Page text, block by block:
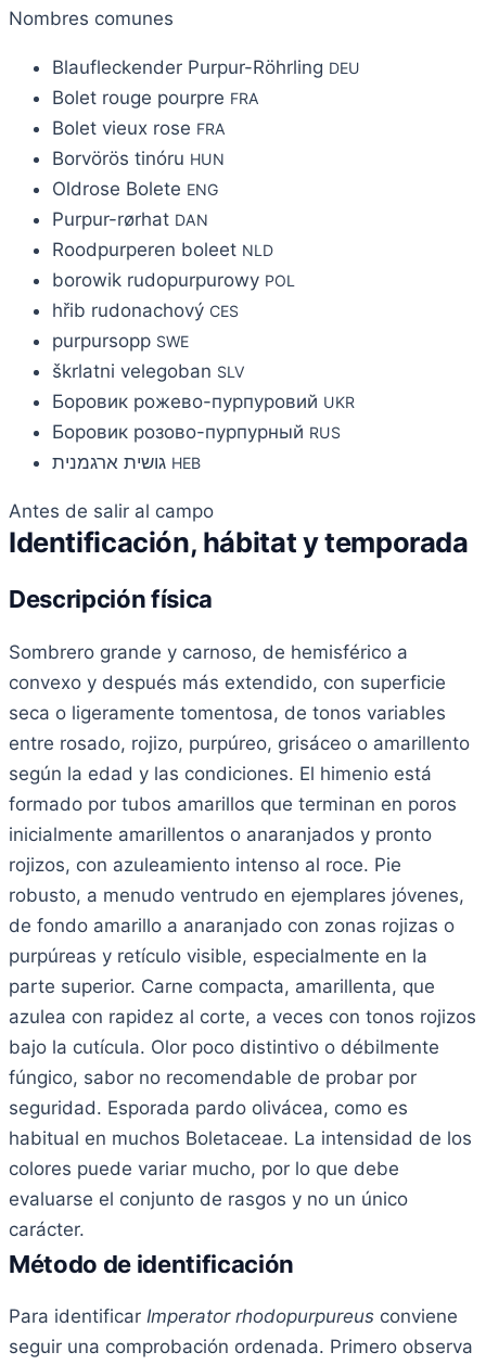
Nombres comunes
Blaufleckender Purpur-Röhrling DEU
Bolet rouge pourpre FRA
Bolet vieux rose FRA
Borvörös tinóru HUN
Oldrose Bolete ENG
Purpur-rørhat DAN
Roodpurperen boleet NLD
borowik rudopurpurowy POL
hřib rudonachový CES
purpursopp SWE
škrlatni velegoban SLV
Боровик рожево-пурпуровий UKR
Боровик розово-пурпурный RUS
HEB
Antes de salir al campo
Identificación, hábitat y temporada
Descripción física
Sombrero grande y carnoso, de hemisférico a
convexo y después más extendido, con superficie
seca o ligeramente tomentosa, de tonos variables
entre rosado, rojizo, purpúreo, grisáceo o amarillento
según la edad y las condiciones. El himenio está
formado por tubos amarillos que terminan en poros
inicialmente amarillentos o anaranjados y pronto
rojizos, con azuleamiento intenso al roce. Pie
robusto, a menudo ventrudo en ejemplares jóvenes,
de fondo amarillo a anaranjado con zonas rojizas o
purpúreas y retículo visible, especialmente en la
parte superior. Carne compacta, amarillenta, que
azulea con rapidez al corte, a veces con tonos rojizos
bajo la cutícula. Olor poco distintivo o débilmente
fúngico, sabor no recomendable de probar por
seguridad. Esporada pardo olivácea, como es
habitual en muchos Boletaceae. La intensidad de los
colores puede variar mucho, por lo que debe
evaluarse el conjunto de rasgos y no un único
carácter.
Método de identificación
Para identificar Imperator rhodopurpureus conviene
seguir una comprobación ordenada. Primero observa